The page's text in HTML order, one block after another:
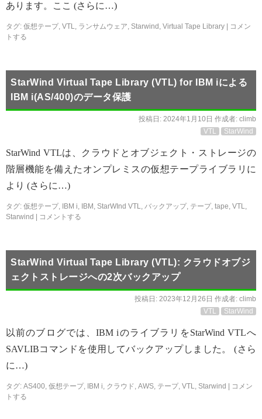
あります。ここ (さらに…)
タグ: 仮想テープ, VTL, ランサムウェア, Starwind , Virtual Tape Library
コメン
トする
StarWind Virtual Tape Library (VTL) for IBM iによる
IBM i(AS/400)のデータ保護
投稿日: 2024年1月10日 作成者: climb
VTL
StarWind
StarWind VTLは、クラウドとオブジェクト・ストレージの
階層機能を備えたオンプレミスの仮想テープライブラリに
より (さらに…)
タグ: 仮想テープ, IBM i, IBM , StarWInd VTL, バックアップ, テープ, tape, VTL,
Starwind
コメントする
StarWind Virtual Tape Library (VTL): クラウドオブジ
ェクトストレージへの2次バックアップ
投稿日: 2023年12月26日 作成者: climb
VTL
StarWind
以前のブログでは、IBM iのライブラリをStarWind VTLへ
SAVLIBコマンドを使用してバックアップしました。 (さら
に…)
タグ: AS400, 仮想テープ, IBM i, クラウド, AWS, テープ, VTL, Starwind
コメン
トする